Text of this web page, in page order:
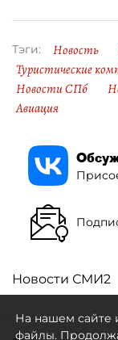
Тэги: Новость
Туристические
Новости СПб
Авиация
Новости СМИ2
На нашем сайте
файлы.